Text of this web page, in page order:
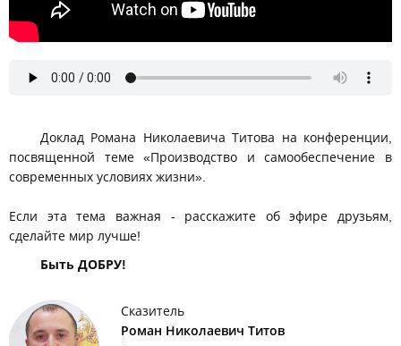
Доклад Романа Николаевича Титова на конференции,
посвященной теме «Производство и самообеспечение в
современных условиях жизни».
Если эта тема важная - расскажите об эфире друзьям,
сделайте мир лучше!
Быть ДОБРУ!
Сказитель
Роман Николаевич Титов